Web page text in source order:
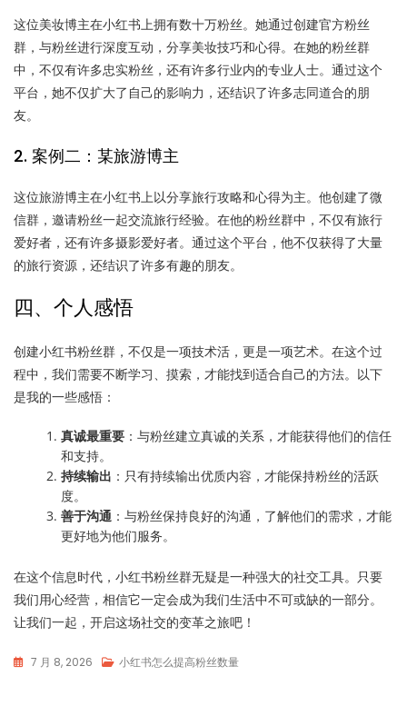
这位美妆博主在小红书上拥有数十万粉丝。她通过创建官方粉丝
群，与粉丝进行深度互动，分享美妆技巧和心得。在她的粉丝群
中，不仅有许多忠实粉丝，还有许多行业内的专业人士。通过这个
平台，她不仅扩大了自己的影响力，还结识了许多志同道合的朋
友。
2. 案例二：某旅游博主
这位旅游博主在小红书上以分享旅行攻略和心得为主。他创建了微
信群，邀请粉丝一起交流旅行经验。在他的粉丝群中，不仅有旅行
爱好者，还有许多摄影爱好者。通过这个平台，他不仅获得了大量
的旅行资源，还结识了许多有趣的朋友。
四、个人感悟
创建小红书粉丝群，不仅是一项技术活，更是一项艺术。在这个过
程中，我们需要不断学习、摸索，才能找到适合自己的方法。以下
是我的一些感悟：
真诚最重要 ：与粉丝建立真诚的关系，才能获得他们的信任
和支持。
持续输出 ：只有持续输出优质内容，才能保持粉丝的活跃
度。
善于沟通 ：与粉丝保持良好的沟通，了解他们的需求，才能
更好地为他们服务。
在这个信息时代，小红书粉丝群无疑是一种强大的社交工具。只要
我们用心经营，相信它一定会成为我们生活中不可或缺的一部分。
让我们一起，开启这场社交的变革之旅吧！
7 月 8, 2026 小红书怎么提高粉丝数量